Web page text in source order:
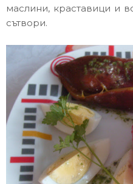
маслини, краставици и
сътвори.